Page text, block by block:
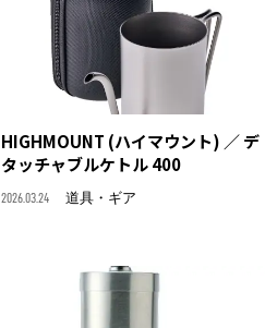
HIGHMOUNT (ハイマウント) ／ デ
タッチャブルケトル 400
2026.03.24 道具・ギア